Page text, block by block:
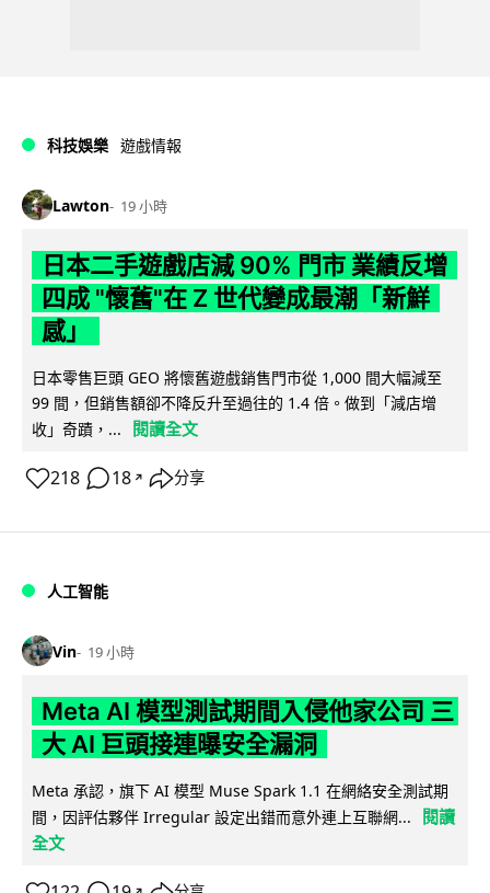
科技娛樂 遊戲情報
Lawton 19 小時
日本二手遊戲店減 90% 門市 業績反增
四成 "懷舊"在 Z 世代變成最潮「新鮮
感」
日本零售巨頭 GEO 將懷舊遊戲銷售門市從 1,000 間大幅減至
99 間，但銷售額卻不降反升至過往的 1.4 倍。做到「減店增
收」奇蹟，...
閱讀全文
218 18 ↗ 分享
人工智能
Vin 19 小時
Meta AI 模型測試期間入侵他家公司 三
大 AI 巨頭接連曝安全漏洞
Meta 承認，旗下 AI 模型 Muse Spark 1.1 在網絡安全測試期
間，因評估夥伴 Irregular 設定出錯而意外連上互聯網...
閱讀
全文